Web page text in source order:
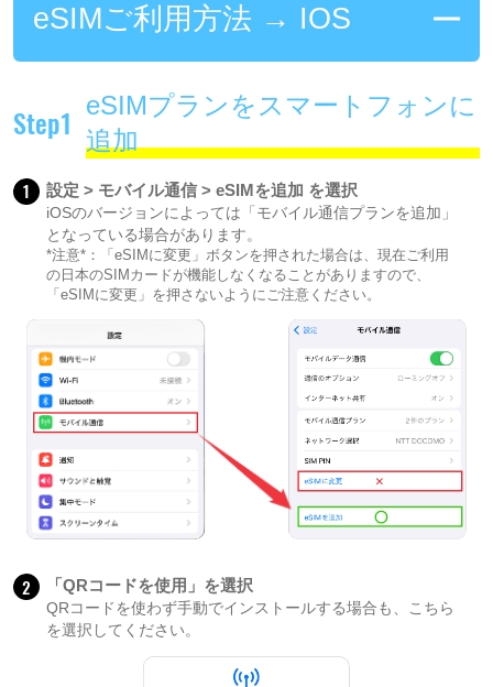
eSIMご利用方法 → IOS
Step1
eSIMプランをスマートフォンに
追加
1 設定 > モバイル通信 > eSIMを追加 を選択
iOSのバージョンによっては「モバイル通信プランを追加」
となっている場合があります。
*注意*：「eSIMに変更」ボタンを押された場合は、現在ご利用
の日本のSIMカードが機能しなくなることがありますので、
「eSIMに変更」を押さないようにご注意ください。
2 「QRコードを使用」を選択
QRコードを使わず手動でインストールする場合も、こちら
を選択してください。